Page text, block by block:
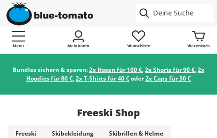
Menü Mein Konto Wunschliste Warenkorb
Bundles sichern & sparen:2x Hosen für 100 €,2x Shorts für 90 €,2x
Hoodies für 80 €,2x T-Shirts für 40 €oder2x Caps für 30 €
Freeski Shop
Freeski Skibekleidung
Skibrillen & Helme